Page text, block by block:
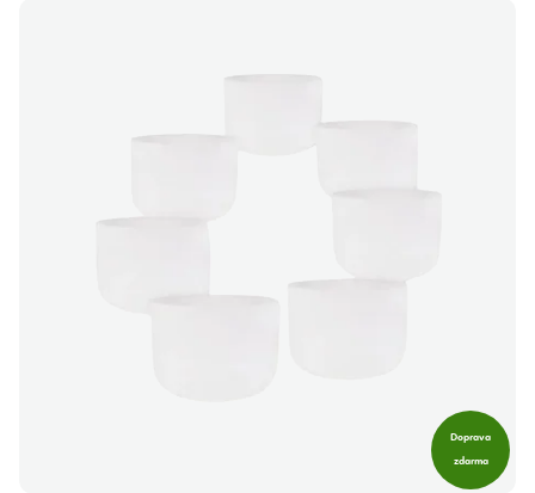
Doprava
zdarma